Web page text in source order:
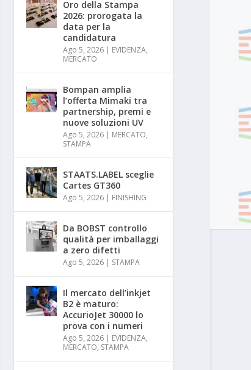
Oro della Stampa
2026: prorogata la
data per la
candidatura
Ago 5, 2026 | EVIDENZA,
MERCATO
Bompan amplia
l’offerta Mimaki tra
partnership, premi e
nuove soluzioni UV
Ago 5, 2026 | MERCATO,
STAMPA
STAATS.LABEL sceglie
Cartes GT360
Ago 5, 2026 | FINISHING
Da BOBST controllo
qualità per imballaggi
a zero difetti
Ago 5, 2026 | STAMPA
Il mercato dell’inkjet
B2 è maturo:
AccurioJet 30000 lo
prova con i numeri
Ago 5, 2026 | EVIDENZA,
MERCATO, STAMPA